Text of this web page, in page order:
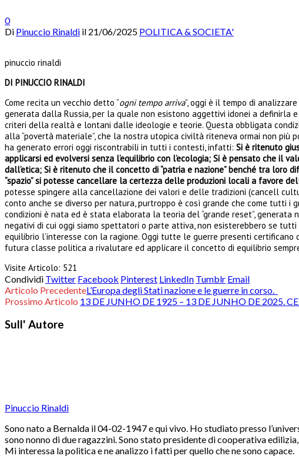
0
Di Pinuccio Rinaldi il 21/06/2025 POLITICA & SOCIETA'
pinuccio rinaldi
DI PINUCCIO RINALDI
Come recita un vecchio detto “ogni tempo arriva”, oggi è il tempo di
generata dalla Russia, per la quale non esistono aggettivi idonei a
criteri della realtà e lontani dalle ideologie e teorie. Questa obbligata
alla “povertà materiale”, che la nostra utopica civiltà riteneva ormai non più
ha generato errori oggi riscontrabili in tutti i contesti, infatti: Si è ritenuto
applicarsi ed evolversi senza l’equilibrio con l’ecologia; Si è pensato che il
dall’etica; Si è ritenuto che il concetto di “patria e nazione” benché tra loro
“spazio” si potesse cancellare la certezza delle produzioni locali a favore
potesse spingere alla cancellazione dei valori e delle tradizioni (cancell
conto anche se diverso per natura, purtroppo è così grande che come tutti
condizioni è nata ed è stata elaborata la teoria del “grande reset”,
negativi di cui oggi siamo spettatori o parte attiva, non esisterebbero se
equilibrio l’interesse con la ragione. Oggi tutte le guerre presenti certificano
futura classe politica a rivalutare ed applicare il concetto di equilibrio
Visite Articolo: 521
Condividi Twitter Facebook Pinterest LinkedIn Tumblr Email
Articolo PrecedenteL’Europa degli Stati nazione e le guerre in corso.
Prossimo Articolo 13 DE JUNHO DE 1925 – 13 DE JUNHO DE 2025.
Sull' Autore
Pinuccio Rinaldi
Sono nato a Bernalda il 04-02-1947 e qui vivo. Ho studiato presso
sono nonno di due ragazzini. Sono stato presidente di cooperativa
Mi interessa la politica e ne analizzo i fatti per quello che ne sono capace.